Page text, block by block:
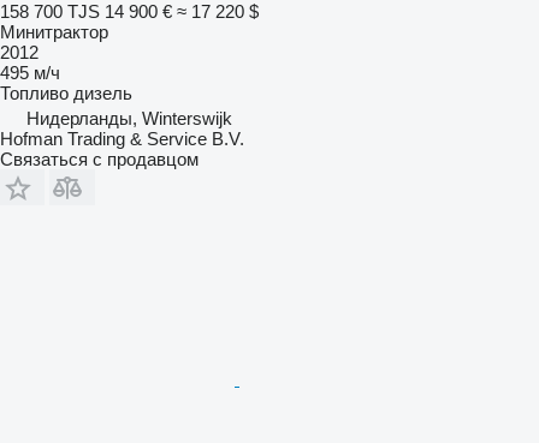
158 700 TJS 14 900 € ≈ 17 220 $
Минитрактор
2012
495 м/ч
Топливо дизель
Нидерланды, Winterswijk
Hofman Trading & Service B.V.
Связаться с продавцом